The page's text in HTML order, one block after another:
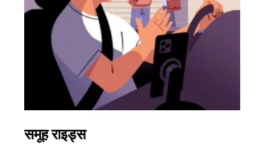
समूह राइड्स